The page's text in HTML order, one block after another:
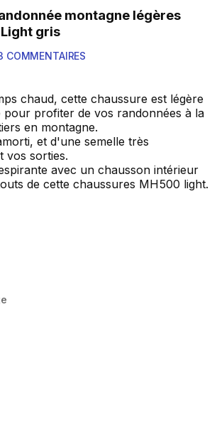
gris
1663 reviews
COMMENTAIRES
chaud, cette chaussure est légère
pour profiter de vos randonnées à la
en montagne.
et d'une semelle très
vos sorties.
avec un chausson intérieur
de cette chaussures MH500 light.